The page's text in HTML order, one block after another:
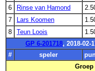
6
Rinse van Hamond
7
Lars Koomen
8
Teun Loois
GP 6-201718, 2018-02-
#
speler
Groep